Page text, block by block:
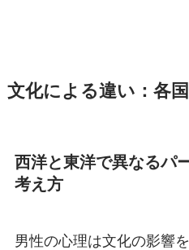
文化による違い：各
西洋と東洋で異なるパ
考え方
男性の心理は文化の影響